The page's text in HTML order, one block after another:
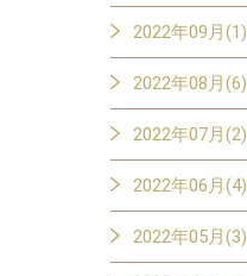
2022年09月(1)
2022年08月(6)
2022年07月(2)
2022年06月(4)
2022年05月(3)